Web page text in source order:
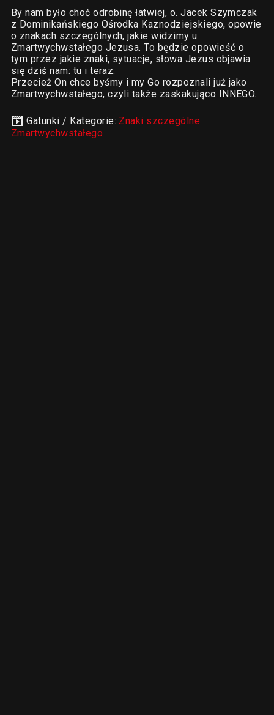
By nam było choć odrobinę łatwiej, o. Jacek Szymczak
z Dominikańskiego Ośrodka Kaznodziejskiego, opowie
o znakach szczególnych, jakie widzimy u
Zmartwychwstałego Jezusa. To będzie opowieść o
tym przez jakie znaki, sytuacje, słowa Jezus objawia
się dziś nam: tu i teraz.
Przecież On chce byśmy i my Go rozpoznali już jako
Zmartwychwstałego, czyli także zaskakująco INNEGO.
Gatunki / Kategorie: Znaki szczególne
Zmartwychwstałego